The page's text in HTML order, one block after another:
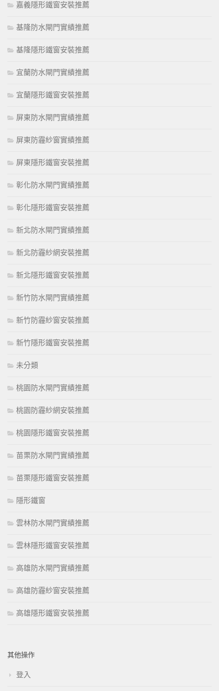
嘉義隱形鐵窗安裝推薦
基隆防水閘門實績推薦
基隆隱形鐵窗安裝推薦
宜蘭防水閘門實績推薦
宜蘭隱形鐵窗安裝推薦
屏東防水閘門實績推薦
屏東防霾紗窗實績推薦
屏東隱形鐵窗安裝推薦
彰化防水閘門實績推薦
彰化隱形鐵窗安裝推薦
新北防水閘門實績推薦
新北防霾紗網安裝推薦
新北隱形鐵窗安裝推薦
新竹防水閘門實績推薦
新竹防霾紗窗安裝推薦
新竹隱形鐵窗安裝推薦
未分類
桃園防水閘門實績推薦
桃園防霾紗網安裝推薦
桃園隱形鐵窗安裝推薦
苗栗防水閘門實績推薦
苗栗隱形鐵窗安裝推薦
隱形鐵窗
雲林防水閘門實績推薦
雲林隱形鐵窗安裝推薦
高雄防水閘門實績推薦
高雄防霾紗窗安裝推薦
高雄隱形鐵窗安裝推薦
其他操作
登入